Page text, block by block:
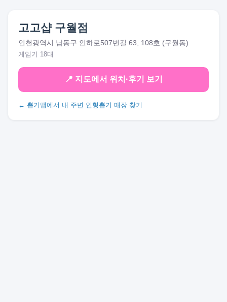
고고샵 구월점
인천광역시 남동구 인하로507번길 63, 108호 (구월동)
게임기 18대
📍 지도에서 위치·후기 보기
← 뽑기맵에서 내 주변 인형뽑기 매장 찾기